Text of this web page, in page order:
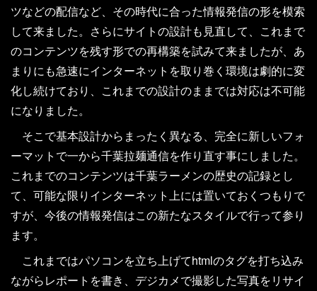
ツなどの配信など、その時代に合った情報発信の形を模索
して来ました。さらにサイトの設計も見直して、これまで
のコンテンツを残す形での再構築を試みて来ましたが、あ
まりにも急速にインターネットを取り巻く環境は劇的に変
化し続けており、これまでの設計のままでは対応は不可能
になりました。
そこで基本設計からまったく異なる、完全に新しいフォ
ーマットで一から千葉拉麺通信を作り直す事にしました。
これまでのコンテンツは千葉ラーメンの歴史の記録とし
て、可能な限りインターネット上には置いておくつもりで
すが、今後の情報発信はこの新たなスタイルで行って参り
ます。
これまではパソコンを立ち上げてhtmlのタグを打ち込み
ながらレポートを書き、デジカメで撮影した写真をリサイ